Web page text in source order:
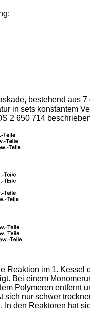
bestehend aus
in sets konstantem
2 650 714
Reaktion im 1.
Bei einem
Polymeren
nur schwer
den Reaktoren hat